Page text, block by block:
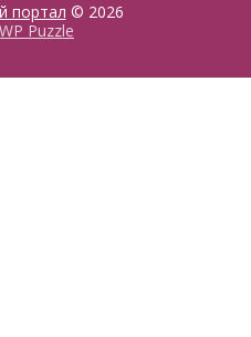
портал © 2026
WP Puzzle